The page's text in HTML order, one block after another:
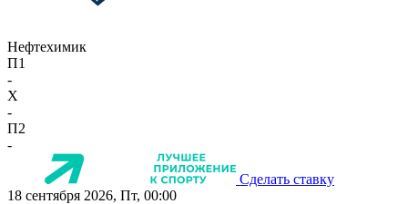
Нефтехимик
П1
-
X
-
П2
-
Сделать ставку
18 сентября 2026, Пт, 00:00